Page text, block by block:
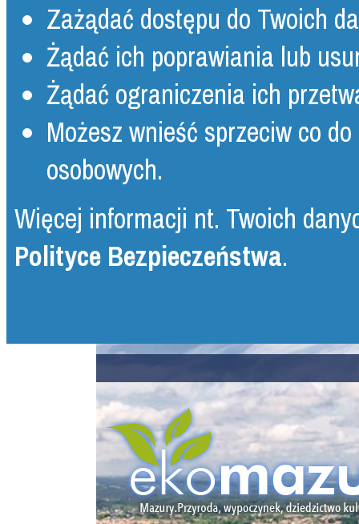
Zażądać dostępu do Twoich
Żądać ich poprawiania lub
Żądać ograniczenia ich
Możesz wnieść sprzeciw co
osobowych.
Więcej informacji nt. Twoich
Polityce Bezpieczeństwa.